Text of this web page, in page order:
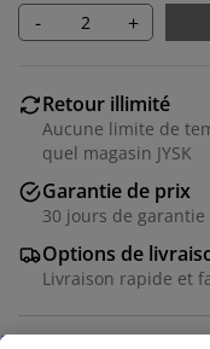
- +
Retour illimité
Aucune limite de
quel magasin JYSK
Garantie de prix
30 jours de
Options de
Livraison rapide et